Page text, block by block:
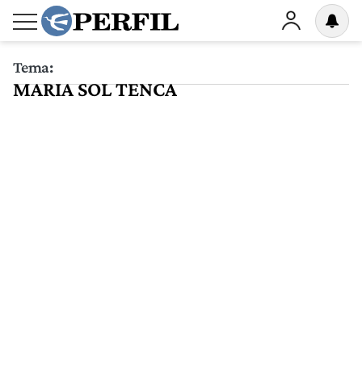
Tema:
MARIA SOL TENCA